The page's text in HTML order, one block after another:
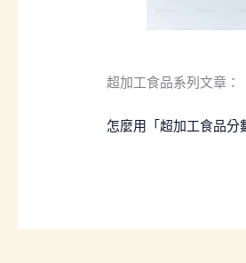
超加工食品系列文章：
怎麼用「超加工食品分